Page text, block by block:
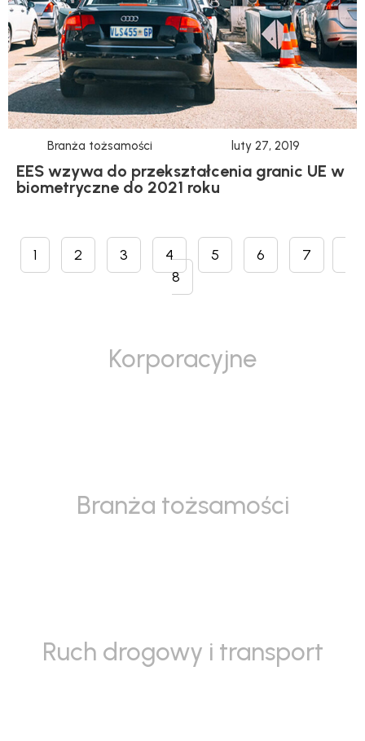
Korporacyjne
Branża tożsamości
Ruch drogowy i transport
Branża tożsamości luty 27, 2019
EES wzywa do przekształcenia granic UE w
biometryczne do 2021 roku
1 2 3 4 5 6
7
8